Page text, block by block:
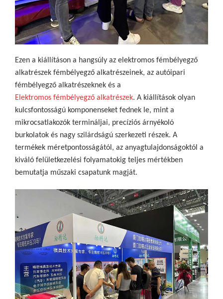
Ezen a kiállításon a hangsúly az elektromos fémbélyegző
alkatrészek fémbélyegző alkatrészeinek, az autóipari
fémbélyegző alkatrészeknek és a
Elektromos fémbélyegző alkatrészek. A kiállítások olyan
kulcsfontosságú komponenseket fednek le, mint a
mikrocsatlakozók termináljai, precíziós árnyékoló
burkolatok és nagy szilárdságú szerkezeti részek. A
termékek méretpontosságától, az anyagtulajdonságoktól a
kiváló felületkezelési folyamatokig teljes mértékben
bemutatja műszaki csapatunk magját.